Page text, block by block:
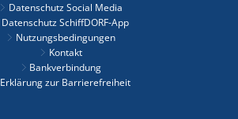
Datenschutz Social Media
Datenschutz SchiffDORF-App
Nutzungsbedingungen
Kontakt
Bankverbindung
Erklärung zur Barrierefreiheit